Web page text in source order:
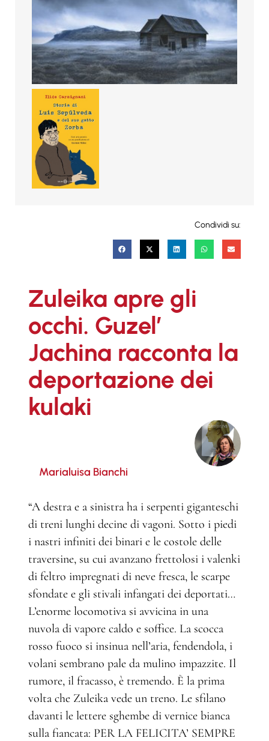
Condividi su:
Zuleika apre gli
occhi. Guzel’
Jachina racconta la
deportazione dei
kulaki
Marialuisa Bianchi
“A destra e a sinistra ha i serpenti giganteschi
di treni lunghi decine di vagoni. Sotto i piedi
i nastri infiniti dei binari e le costole delle
traversine, su cui avanzano frettolosi i valenki
di feltro impregnati di neve fresca, le scarpe
sfondate e gli stivali infangati dei deportati…
L’enorme locomotiva si avvicina in una
nuvola di vapore caldo e soffice. La scocca
rosso fuoco si insinua nell’aria, fendendola, i
volani sembrano pale da mulino impazzite. Il
rumore, il fracasso, è tremendo. È la prima
volta che Zuleika vede un treno. Le sfilano
davanti le lettere sghembe di vernice bianca
sulla fiancata: PER LA FELICITA’ SEMPRE